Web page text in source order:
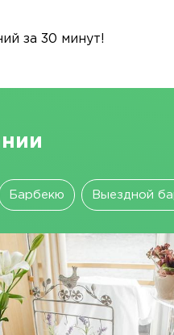
за 30 минут!
Барбекю Выездной